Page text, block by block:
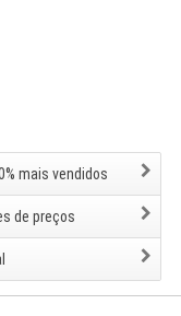
mais vendidos
de preços